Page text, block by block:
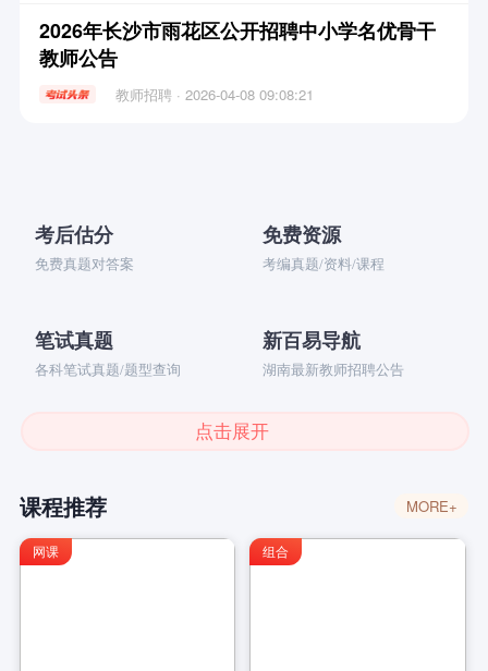
2026年长沙市雨花区公开招聘中小学名优骨干
教师公告
教师招聘 · 2026-04-08 09:08:21
考后估分
免费真题对答案
免费资源
考编真题/资料/课程
笔试真题
各科笔试真题/题型查询
新百易导航
湖南最新教师招聘公告
点击展开
课程推荐 MORE+
网课 组合